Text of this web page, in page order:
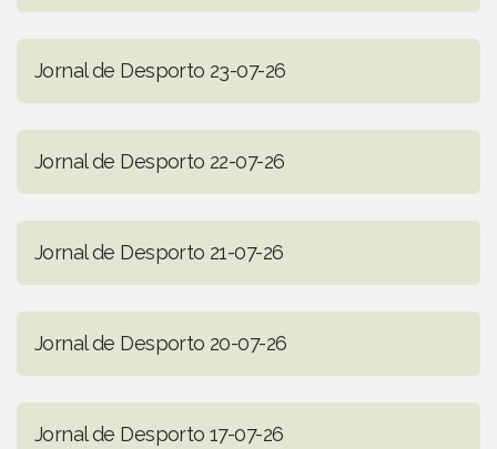
Jornal de Desporto 23-07-26
Jornal de Desporto 22-07-26
Jornal de Desporto 21-07-26
Jornal de Desporto 20-07-26
Jornal de Desporto 17-07-26